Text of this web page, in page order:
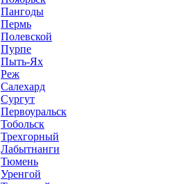
Пангоды
Пермь
Полевской
Пурпе
Пыть-Ях
Реж
Салехард
Сургут
Первоуральск
Тобольск
Трехгорный
Лабытнанги
Тюмень
Уренгой